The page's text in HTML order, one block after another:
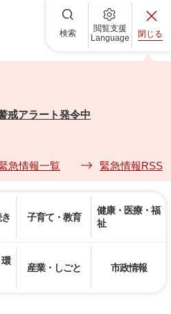
検索
閲覧支援
Language
閉じる
戒アラート発令中
急情報一覧 緊急情報RSS
子育て・教育
健康・医療・福
祉
産業・しごと 市政情報